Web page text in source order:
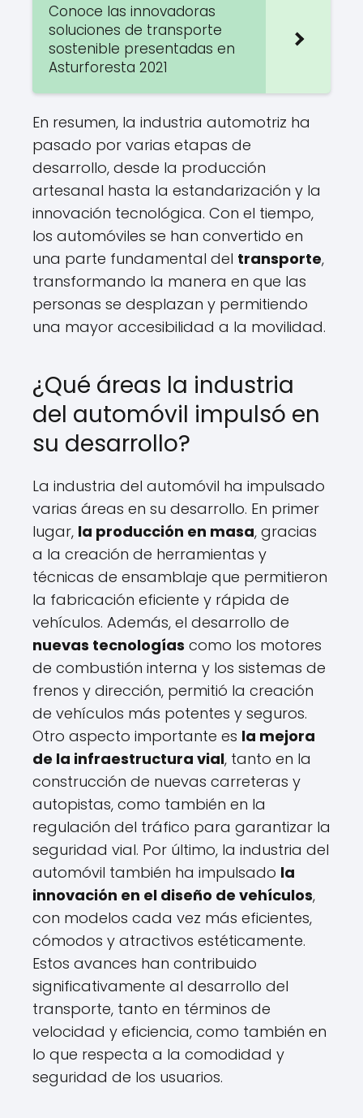
Conoce las innovadoras
soluciones de transporte
sostenible presentadas en
Asturforesta 2021
En resumen, la industria automotriz ha
pasado por varias etapas de
desarrollo, desde la producción
artesanal hasta la estandarización y la
innovación tecnológica. Con el tiempo,
los automóviles se han convertido en
una parte fundamental del transporte,
transformando la manera en que las
personas se desplazan y permitiendo
una mayor accesibilidad a la movilidad.
¿Qué áreas la industria
del automóvil impulsó en
su desarrollo?
La industria del automóvil ha impulsado
varias áreas en su desarrollo. En primer
lugar, la producción en masa, gracias
a la creación de herramientas y
técnicas de ensamblaje que permitieron
la fabricación eficiente y rápida de
vehículos. Además, el desarrollo de
nuevas tecnologías como los motores
de combustión interna y los sistemas de
frenos y dirección, permitió la creación
de vehículos más potentes y seguros.
Otro aspecto importante es la mejora
de la infraestructura vial, tanto en la
construcción de nuevas carreteras y
autopistas, como también en la
regulación del tráfico para garantizar la
seguridad vial. Por último, la industria del
automóvil también ha impulsado la
innovación en el diseño de vehículos,
con modelos cada vez más eficientes,
cómodos y atractivos estéticamente.
Estos avances han contribuido
significativamente al desarrollo del
transporte, tanto en términos de
velocidad y eficiencia, como también en
lo que respecta a la comodidad y
seguridad de los usuarios.